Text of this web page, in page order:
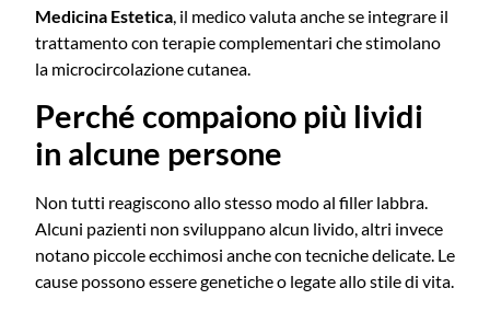
Medicina Estetica , il medico valuta anche se integrare il
trattamento con terapie complementari che stimolano
la microcircolazione cutanea.
Perché compaiono più lividi
in alcune persone
Non tutti reagiscono allo stesso modo al filler labbra.
Alcuni pazienti non sviluppano alcun livido, altri invece
notano piccole ecchimosi anche con tecniche delicate. Le
cause possono essere genetiche o legate allo stile di vita.